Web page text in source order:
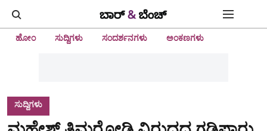
ಹೋಂ ಸುದ್ದಿಗಳು ಸಂದರ್ಶನಗಳು ಅಂಕಣಗಳು
ಸುದ್ದಿಗಳು